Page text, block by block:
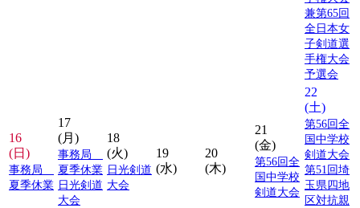
兼第65回
全日本女
子剣道選
手権大会
予選会
16
(日)
事務局
夏季休業
17
(月)
事務局
夏季休業
日光剣道
大会
18
(火)
日光剣道
大会
19
(水)
20
(木)
21
(金)
第56回全
国中学校
剣道大会
22
(土)
第56回全
国中学校
剣道大会
第51回埼
玉県四地
区対抗親